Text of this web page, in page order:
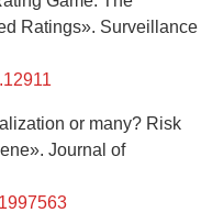
Ratings». Surveillance
or many? Risk
Journal of